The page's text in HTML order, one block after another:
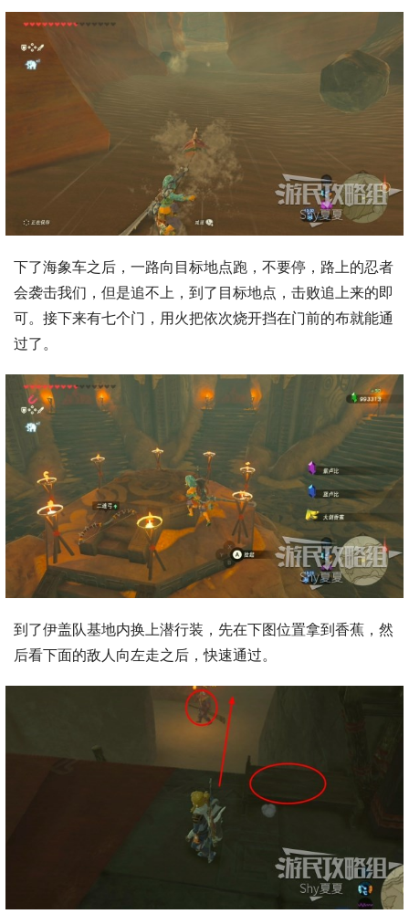
下了海象车之后，一路向目标地点跑，不要停，路上的忍者
会袭击我们，但是追不上，到了目标地点，击败追上来的即
可。接下来有七个门，用火把依次烧开挡在门前的布就能通
过了。
到了伊盖队基地内换上潜行装，先在下图位置拿到香蕉，然
后看下面的敌人向左走之后，快速通过。